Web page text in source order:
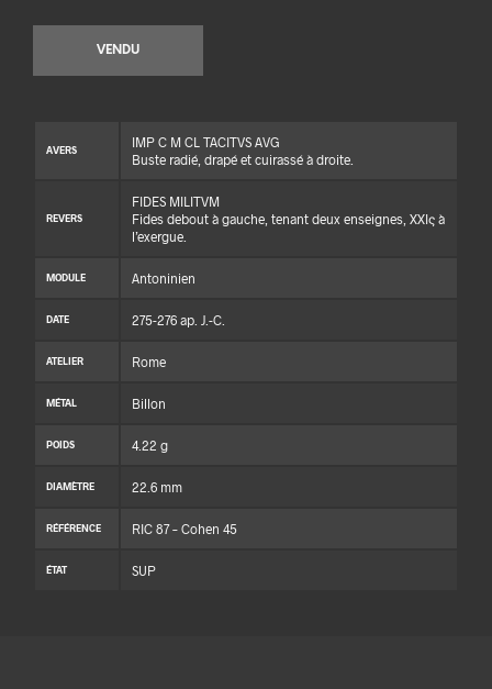
VENDU
AVERS
IMP C M CL TACITVS AVG
Buste radié, drapé et cuirassé à droite.
REVERS
FIDES MILITVM
Fides debout à gauche, tenant deux enseignes, XXIς à
l’exergue.
MODULE Antoninien
DATE 275-276 ap. J.-C.
ATELIER Rome
MÉTAL Billon
POIDS 4.22 g
DIAMÈTRE 22.6 mm
RÉFÉRENCE RIC 87 – Cohen 45
ÉTAT SUP